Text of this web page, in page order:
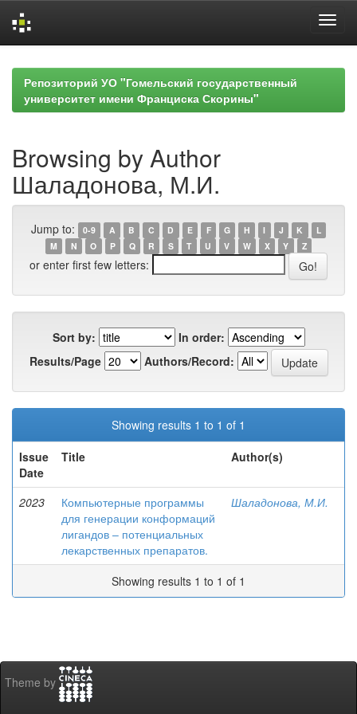
navigationРепозиторий УО "Гомельский государственный
университет имени Франциска Скорины"
Browsing by Author
Шаладонова, М.И.
Jump to: 0-9 A B C D E F G H I J K
L
M
N O P Q R S T U V W X Y Z
or enter first few letters:
Sort by:
In order:
Results/Page
Authors/Record:
Showing results 1 to 1 of 1
Issue
Date
Title Author(s)
2023
Компьютерные программы
для генерации конформаций
лигандов – потенциальных
лекарственных препаратов.
Шаладонова, М.И.
Showing results 1 to 1 of 1
Theme by